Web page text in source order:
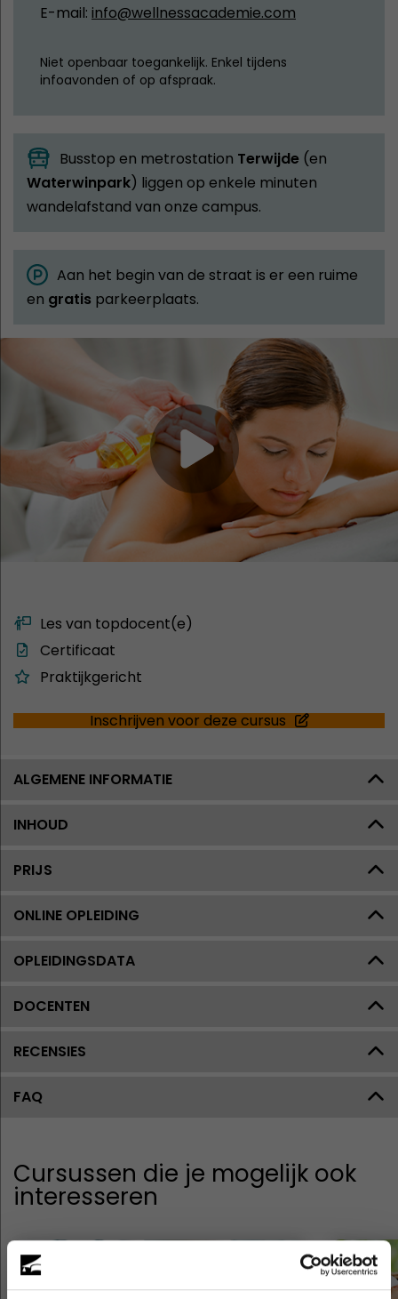
E-mail: info@wellnessacademie.com
Niet openbaar toegankelijk. Enkel tijdens
infoavonden of op afspraak.
Busstop en metrostation Terwijde (en
Waterwinpark) liggen op enkele minuten
wandelafstand van onze campus.
Aan het begin van de straat is er een ruime
en gratis parkeerplaats.
Les van topdocent(e)
Certificaat
Praktijkgericht
Inschrijven voor deze cursus
ALGEMENE INFORMATIE
INHOUD
PRIJS
ONLINE OPLEIDING
OPLEIDINGSDATA
DOCENTEN
RECENSIES
FAQ
Cursussen die je mogelijk ook
interesseren